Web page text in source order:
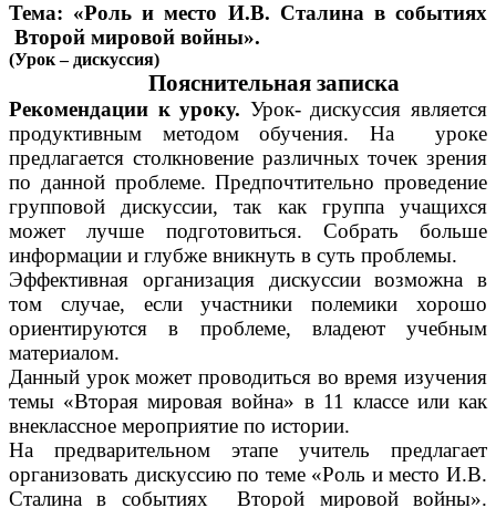
Тема: «Роль и место И.В. Сталина в событиях
Второй мировой войны».
(Урок – дискуссия)
Пояснительная записка
Рекомендации к уроку. Урок- дискуссия является
продуктивным методом обучения. На уроке
предлагается столкновение различных точек зрения
по данной проблеме. Предпочтительно проведение
групповой дискуссии, так как группа учащихся
может лучше подготовиться. Собрать больше
информации и глубже вникнуть в суть проблемы.
Эффективная организация дискуссии возможна в
том случае, если участники полемики хорошо
ориентируются в проблеме, владеют учебным
материалом.
Данный урок может проводиться во время изучения
темы «Вторая мировая война» в 11 классе или как
внеклассное мероприятие по истории.
На предварительном этапе учитель предлагает
организовать дискуссию по теме «Роль и место И.В.
Сталина в событиях Второй мировой войны».